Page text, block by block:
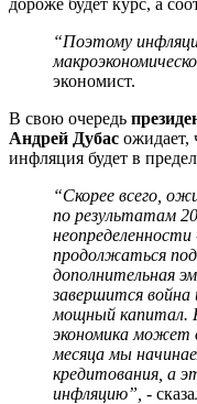
дороже будет курс, а
“Поэтому
экономист.
В свою очередь
Андрей Дубас ожидает,
инфляция будет в
“Скорее всего,
по результатам
продолжаться
дополнительная
завершится
мощный капитал.
экономика может
месяца мы
кредитования, а
инфляцию”, -